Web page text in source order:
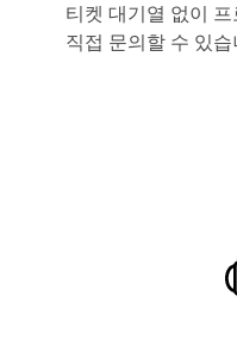
티켓 대기열 없이
직접 문의할 수 있습